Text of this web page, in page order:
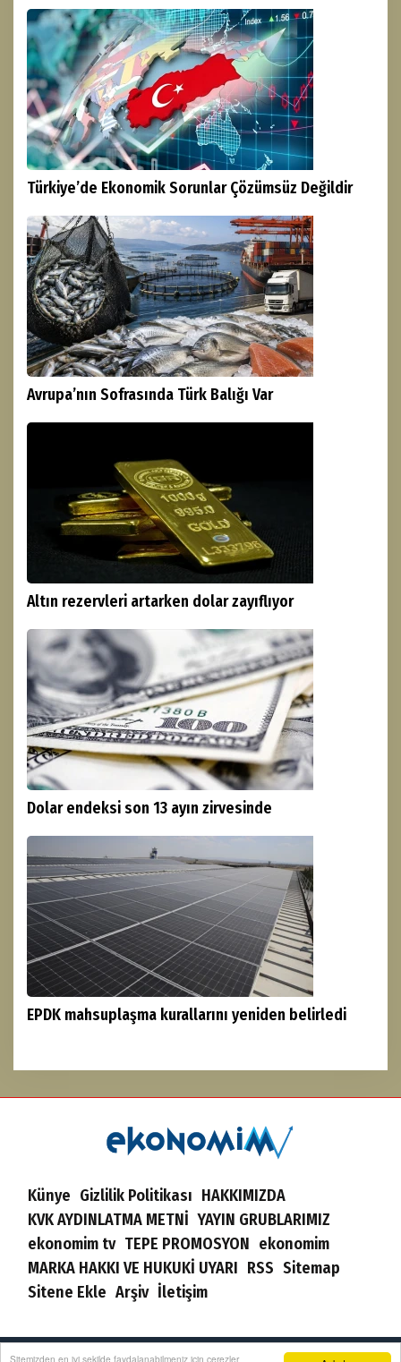
Sitemizden en iyi şekilde faydalanabilmeniz için çerezler
Türkiye’de Ekonomik Sorunlar Çözümsüz Değildir
Avrupa’nın Sofrasında Türk Balığı Var
Altın rezervleri artarken dolar zayıflıyor
Dolar endeksi son 13 ayın zirvesinde
EPDK mahsuplaşma kurallarını yeniden belirledi
Künye Gizlilik Politikası HAKKIMIZDA
KVK AYDINLATMA METNİ YAYIN GRUBLARIMIZ
ekonomim tv TEPE PROMOSYON ekonomim
MARKA HAKKI VE HUKUKİ UYARI RSS Sitemap
Sitene Ekle Arşiv İletişim